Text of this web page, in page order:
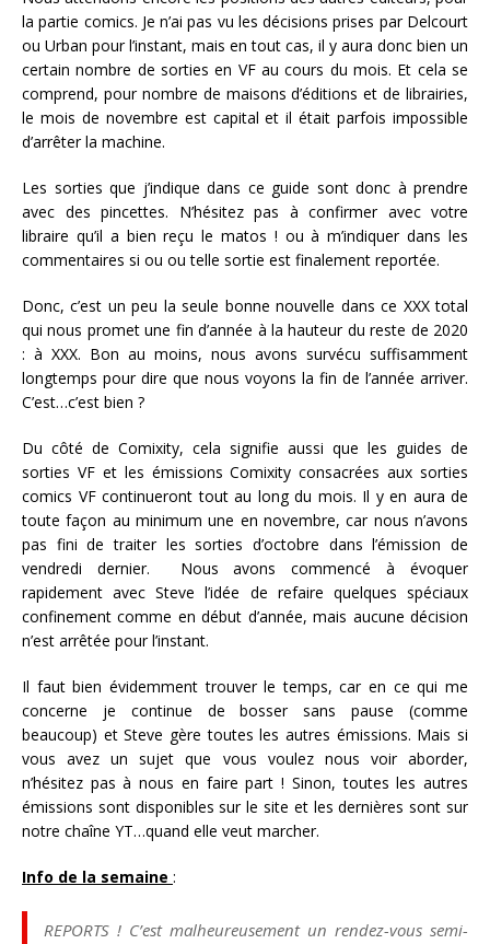
la partie comics. Je n’ai pas vu les décisions prises par Delcourt
ou Urban pour l’instant, mais en tout cas, il y aura donc bien un
certain nombre de sorties en VF au cours du mois. Et cela se
comprend, pour nombre de maisons d’éditions et de librairies,
le mois de novembre est capital et il était parfois impossible
d’arrêter la machine.
Les sorties que j’indique dans ce guide sont donc à prendre
avec des pincettes. N’hésitez pas à confirmer avec votre
libraire qu’il a bien reçu le matos ! ou à m’indiquer dans les
commentaires si ou ou telle sortie est finalement reportée.
Donc, c’est un peu la seule bonne nouvelle dans ce XXX total
qui nous promet une fin d’année à la hauteur du reste de 2020
: à XXX. Bon au moins, nous avons survécu suffisamment
longtemps pour dire que nous voyons la fin de l’année arriver.
C’est…c’est bien ?
Du côté de Comixity, cela signifie aussi que les guides de
sorties VF et les émissions Comixity consacrées aux sorties
comics VF continueront tout au long du mois. Il y en aura de
toute façon au minimum une en novembre, car nous n’avons
pas fini de traiter les sorties d’octobre dans l’émission de
vendredi dernier. Nous avons commencé à évoquer
rapidement avec Steve l’idée de refaire quelques spéciaux
confinement comme en début d’année, mais aucune décision
n’est arrêtée pour l’instant.
Il faut bien évidemment trouver le temps, car en ce qui me
concerne je continue de bosser sans pause (comme
beaucoup) et Steve gère toutes les autres émissions. Mais si
vous avez un sujet que vous voulez nous voir aborder,
n’hésitez pas à nous en faire part ! Sinon, toutes les autres
émissions sont disponibles sur le site et les dernières sont sur
notre chaîne YT…quand elle veut marcher.
Info de la semaine :
REPORTS ! C’est malheureusement un rendez-vous semi-